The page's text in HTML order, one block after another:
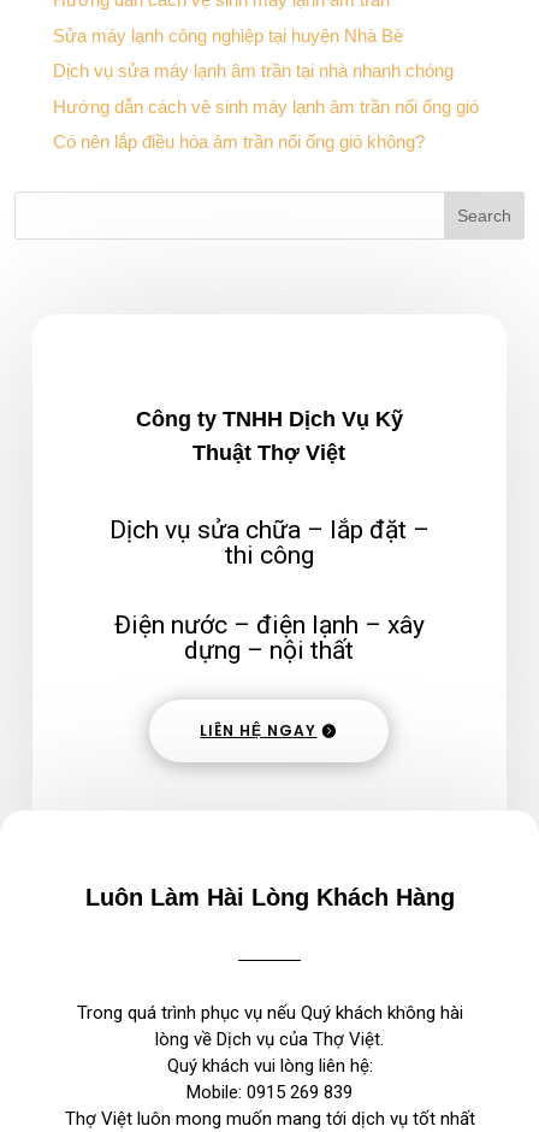
Sửa máy lạnh công nghiệp tại huyện Nhà Bè
Dịch vụ sửa máy lạnh âm trần tại nhà nhanh chóng
Hướng dẫn cách vệ sinh máy lạnh âm trần nối ống gió
Có nên lắp điều hòa âm trần nối ống gió không?
Công ty TNHH Dịch Vụ Kỹ
Thuật Thợ Việt
Dịch vụ sửa chữa – lắp đặt –
thi công
Điện nước – điện lạnh – xây
dựng – nội thất
LIÊN HỆ NGAY
Luôn Làm Hài Lòng Khách Hàng
Trong quá trình phục vụ nếu Quý khách không hài
lòng về Dịch vụ của Thợ Việt.
Quý khách vui lòng liên hệ:
Mobile: 0915 269 839
Thợ Việt luôn mong muốn mang tới dịch vụ tốt nhất